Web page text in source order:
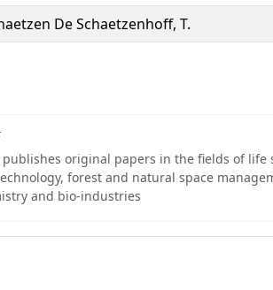
De Schaetzenhoff, T.
publishes original papers in the fields of life
forest and natural space
and bio-industries